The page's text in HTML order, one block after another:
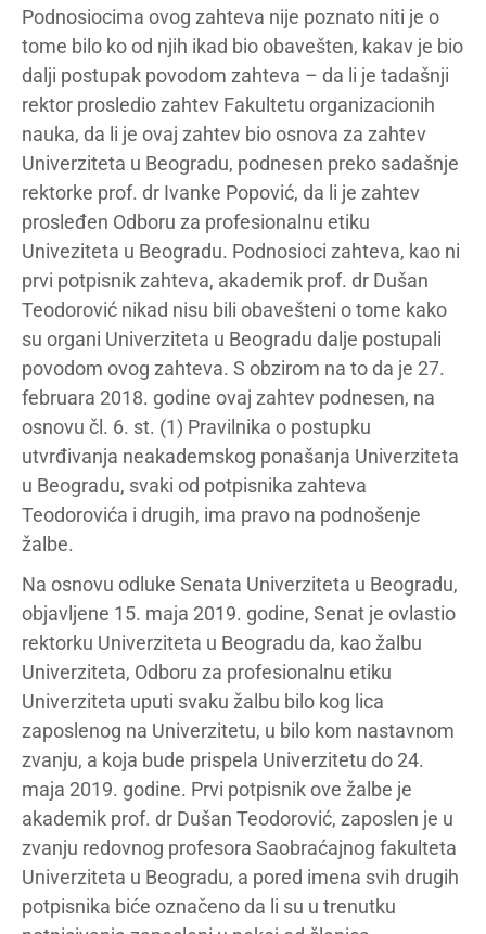
Podnosiocima ovog zahteva nije poznato niti je o
tome bilo ko od njih ikad bio obavešten, kakav je bio
dalji postupak povodom zahteva – da li je tadašnji
rektor prosledio zahtev Fakultetu organizacionih
nauka, da li je ovaj zahtev bio osnova za zahtev
Univerziteta u Beogradu, podnesen preko sadašnje
rektorke prof. dr Ivanke Popović, da li je zahtev
prosleđen Odboru za profesionalnu etiku
Univeziteta u Beogradu. Podnosioci zahteva, kao ni
prvi potpisnik zahteva, akademik prof. dr Dušan
Teodorović nikad nisu bili obavešteni o tome kako
su organi Univerziteta u Beogradu dalje postupali
povodom ovog zahteva. S obzirom na to da je 27.
februara 2018. godine ovaj zahtev podnesen, na
osnovu čl. 6. st. (1) Pravilnika o postupku
utvrđivanja neakademskog ponašanja Univerziteta
u Beogradu, svaki od potpisnika zahteva
Teodorovića i drugih, ima pravo na podnošenje
žalbe.
Na osnovu odluke Senata Univerziteta u Beogradu,
objavljene 15. maja 2019. godine, Senat je ovlastio
rektorku Univerziteta u Beogradu da, kao žalbu
Univerziteta, Odboru za profesionalnu etiku
Univerziteta uputi svaku žalbu bilo kog lica
zaposlenog na Univerzitetu, u bilo kom nastavnom
zvanju, a koja bude prispela Univerzitetu do 24.
maja 2019. godine. Prvi potpisnik ove žalbe je
akademik prof. dr Dušan Teodorović, zaposlen je u
zvanju redovnog profesora Saobraćajnog fakulteta
Univerziteta u Beogradu, a pored imena svih drugih
potpisnika biće označeno da li su u trenutku